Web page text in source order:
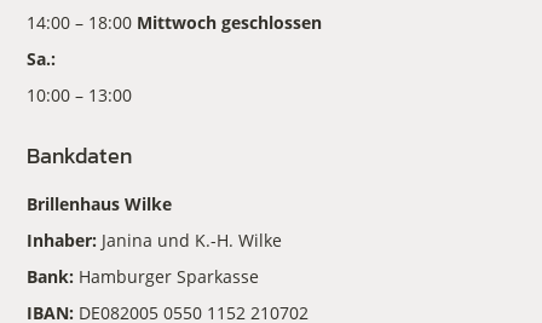
14:00 – 18:00 Mittwoch geschlossen
Sa.:
10:00 – 13:00
Bankdaten
Brillenhaus Wilke
Inhaber: Janina und K.-H. Wilke
Bank: Hamburger Sparkasse
IBAN: DE082005 0550 1152 210702